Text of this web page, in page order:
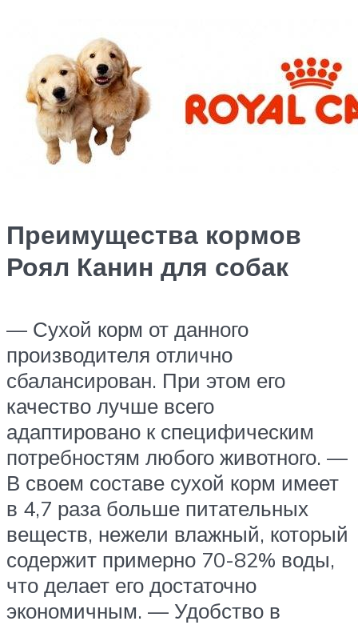
Преимущества кормов
Роял Канин для собак
— Сухой корм от данного
производителя отлично
сбалансирован. При этом его
качество лучше всего
адаптировано к специфическим
потребностям любого животного. —
В своем составе сухой корм имеет
в 4,7 раза больше питательных
веществ, нежели влажный, который
содержит примерно 70-82% воды,
что делает его достаточно
экономичным. — Удобство в